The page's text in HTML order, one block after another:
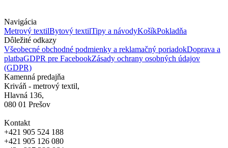
Navigácia
Metrový textilBytový textilTipy a návodyKošíkPokladňa
Dôležité odkazy
Všeobecné obchodné podmienky a reklamačný poriadokDoprava a
platbaGDPR pre FacebookZásady ochrany osobných údajov
(GDPR)
Kamenná predajňa
Kriváň - metrový textil,
Hlavná 136,
080 01 Prešov
Kontakt
+421 905 524 188
+421 905 126 080